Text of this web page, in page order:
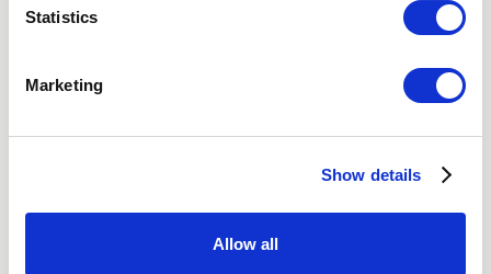
Statistics
Marketing
Show details
Allow all
Om os
Småkager
Hårtransplantation